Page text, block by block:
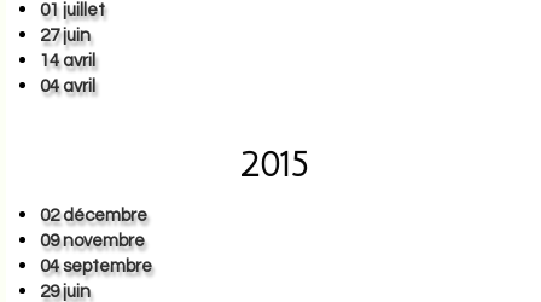
01 juillet
27 juin
14 avril
04 avril
2015
02 décembre
09 novembre
04 septembre
29 juin